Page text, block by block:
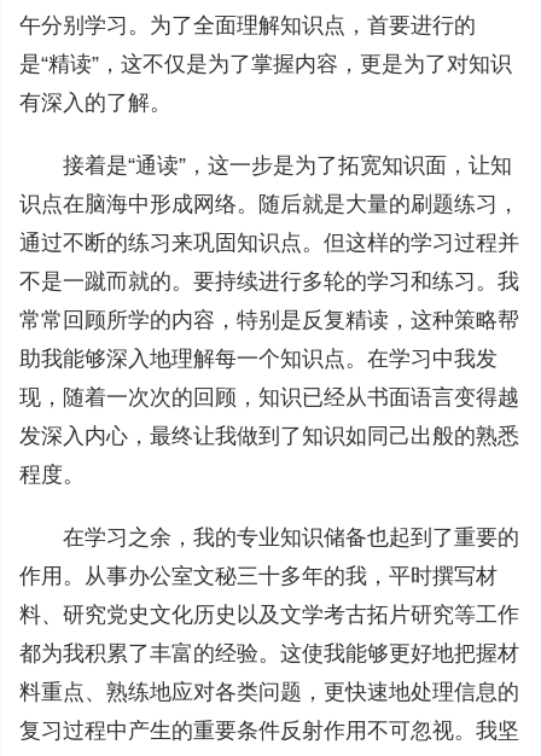
午分别学习。为了全面理解知识点，首要进行的
是“精读”，这不仅是为了掌握内容，更是为了对知识
有深入的了解。
接着是“通读”，这一步是为了拓宽知识面，让知
识点在脑海中形成网络。随后就是大量的刷题练习，
通过不断的练习来巩固知识点。但这样的学习过程并
不是一蹴而就的。要持续进行多轮的学习和练习。我
常常回顾所学的内容，特别是反复精读，这种策略帮
助我能够深入地理解每一个知识点。在学习中我发
现，随着一次次的回顾，知识已经从书面语言变得越
发深入内心，最终让我做到了知识如同己出般的熟悉
程度。
在学习之余，我的专业知识储备也起到了重要的
作用。从事办公室文秘三十多年的我，平时撰写材
料、研究党史文化历史以及文学考古拓片研究等工作
都为我积累了丰富的经验。这使我能够更好地把握材
料重点、熟练地应对各类问题，更快速地处理信息的
复习过程中产生的重要条件反射作用不可忽视。我坚